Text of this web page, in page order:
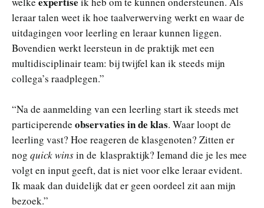
leraar talen weet ik hoe taalverwerving werkt en waar de
uitdagingen voor leerling en leraar kunnen liggen.
Bovendien werkt leersteun in de praktijk met een
multidisciplinair team: bij twijfel kan ik steeds mijn
collega’s raadplegen.”
“Na de aanmelding van een leerling start ik steeds met
participerende observaties in de klas. Waar loopt de
leerling vast? Hoe reageren de klasgenoten? Zitten er
nog quick winsin de klaspraktijk? Iemand die je les mee
volgt en input geeft, dat is niet voor elke leraar evident.
Ik maak dan duidelijk dat er geen oordeel zit aan mijn
bezoek.”